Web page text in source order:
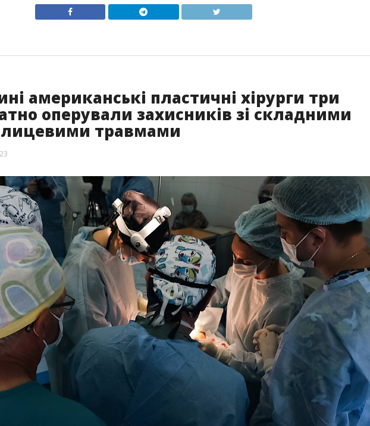
американські пластичні хірурги три
оперували захисників зі складними
травмами